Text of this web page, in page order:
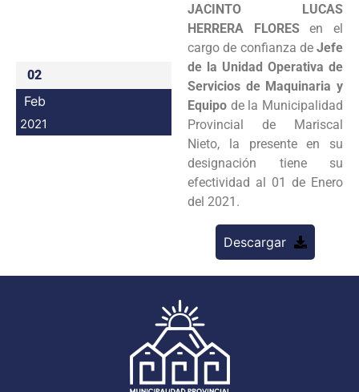
Programas
Intranet
02
Feb
2021
JACINTO LUCAS
HERRERA FLORESen el
cargo de confianza de Jefe
de la Unidad Operativa de
Servicios de Maquinaria y
Equipo de la Municipalidad
Provincial de Mariscal
Nieto, la presente en su
designación tiene su
efectividad al 01 de Enero
del 2021.
Descargar